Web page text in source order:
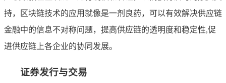
持，区块链技术的应用就像是一剂良药，可以有效解决供应链
金融中的信息不对称问题，提高供应链的透明度和稳定性,促
进供应链上各企业的协同发展。
证券发行与交易